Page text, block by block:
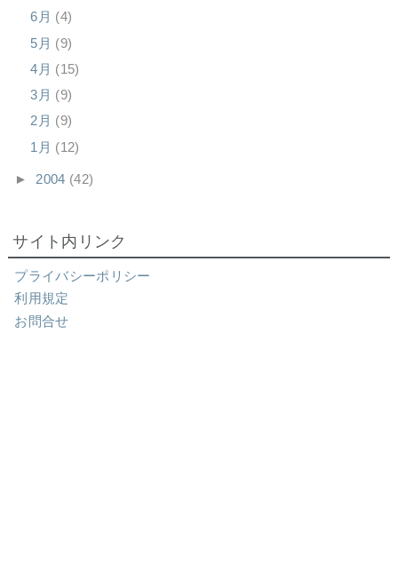
6月 (4)
5月 (9)
4月 (15)
3月 (9)
2月 (9)
1月 (12)
►2004 (42)
サイト内リンク
プライバシーポリシー
利用規定
お問合せ